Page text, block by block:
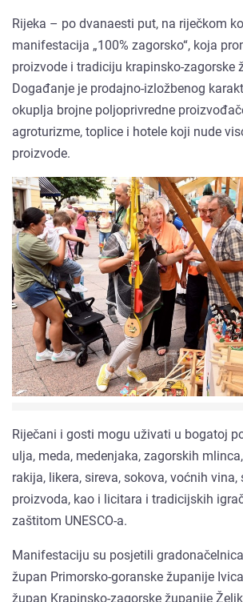
Rijeka – po dvanaesti put, na riječkom
manifestacija „100% zagorsko“, koja
proizvode i tradiciju krapinsko-zagorske
Događanje je prodajno-izložbenog
okuplja brojne poljoprivredne
agroturizme, toplice i hotele koji nude
proizvode.
Riječani i gosti mogu uživati u bogatoj
ulja, meda, medenjaka, zagorskih
rakija, likera, sireva, sokova, voćnih
proizvoda, kao i licitara i tradicijskih
zaštitom UNESCO-a.
Manifestaciju su posjetili
župan Primorsko-goranske županije
župan Krapinsko-zagorske županije